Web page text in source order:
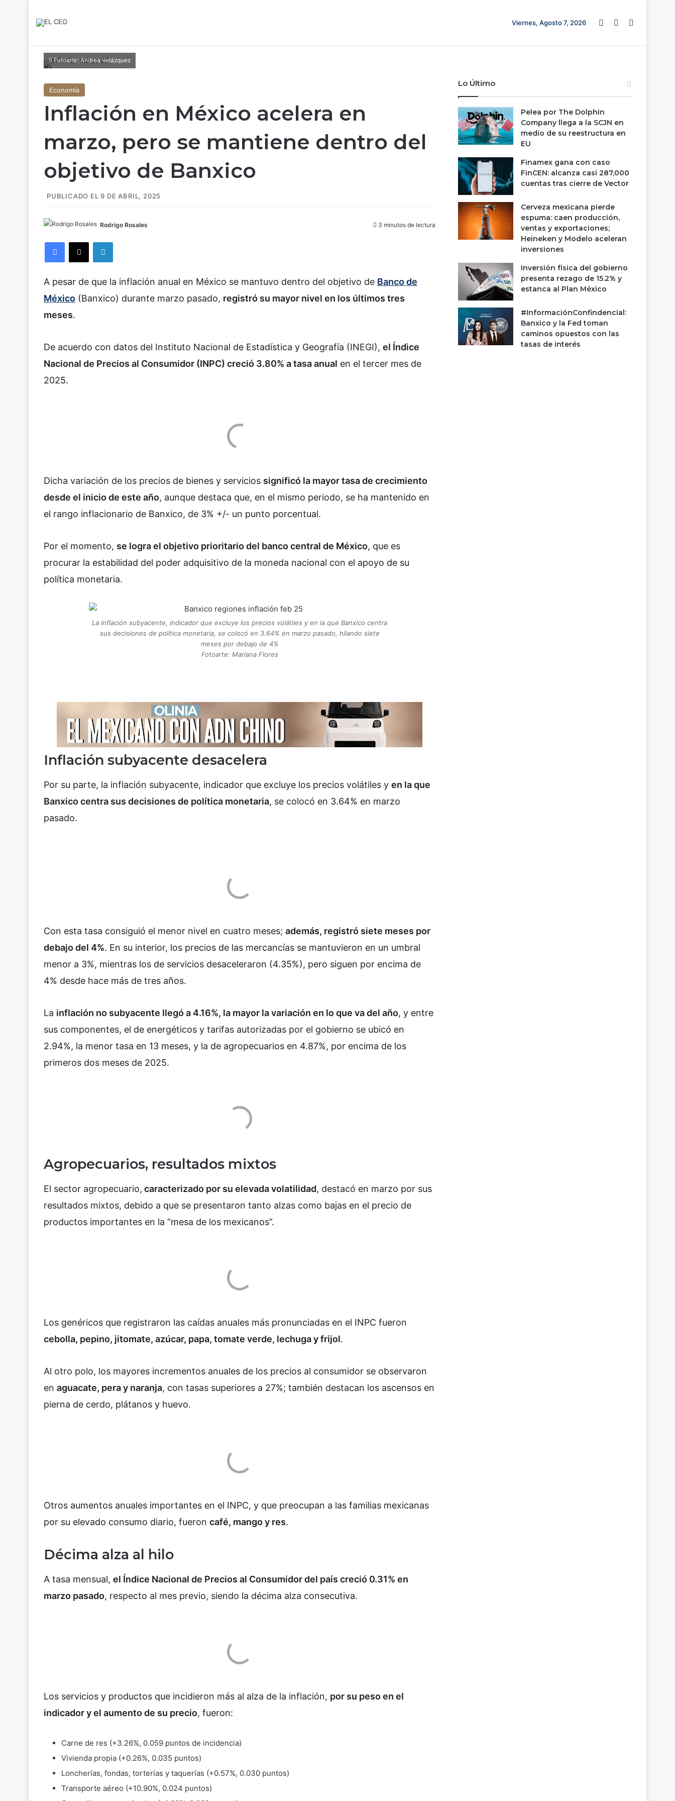
Viernes, Agosto 7, 2026 Barra lateral
Switch skin
Fotoarte: Andrea Velázquez
Economía
Inflación en México acelera en
marzo, pero se mantiene dentro del
objetivo de Banxico
PUBLICADO EL 9 DE ABRIL, 2025
Rodrigo Rosales 3 minutos de lectura
A pesar de que la inflación anual en México se mantuvo dentro del objetivo de Banco de
México (Banxico) durante marzo pasado, registró su mayor nivel en los últimos tres
meses.
De acuerdo con datos del Instituto Nacional de Estadística y Geografía (INEGI), el Índice
Nacional de Precios al Consumidor (INPC) creció 3.80% a tasa anual en el tercer mes de
2025.
Dicha variación de los precios de bienes y servicios significó la mayor tasa de crecimiento
desde el inicio de este año, aunque destaca que, en el mismo periodo, se ha mantenido en
el rango inflacionario de Banxico, de 3% +/- un punto porcentual.
Por el momento, se logra el objetivo prioritario del banco central de México, que es
procurar la estabilidad del poder adquisitivo de la moneda nacional con el apoyo de su
política monetaria.
La inflación subyacente, indicador que excluye los precios volátiles y en la que Banxico centra
sus decisiones de política monetaria, se colocó en 3.64% en marzo pasado, hilando siete
meses por debajo de 4%
Fotoarte: Mariana Flores
Inflación subyacente desacelera
Por su parte, la inflación subyacente, indicador que excluye los precios volátiles y en la que
Banxico centra sus decisiones de política monetaria, se colocó en 3.64% en marzo
pasado.
Con esta tasa consiguió el menor nivel en cuatro meses; además, registró siete meses por
debajo del 4%. En su interior, los precios de las mercancías se mantuvieron en un umbral
menor a 3%, mientras los de servicios desaceleraron (4.35%), pero siguen por encima de
4% desde hace más de tres años.
La inflación no subyacente llegó a 4.16%, la mayor la variación en lo que va del año, y entre
sus componentes, el de energéticos y tarifas autorizadas por el gobierno se ubicó en
2.94%, la menor tasa en 13 meses, y la de agropecuarios en 4.87%, por encima de los
primeros dos meses de 2025.
Agropecuarios, resultados mixtos
El sector agropecuario, caracterizado por su elevada volatilidad, destacó en marzo por sus
resultados mixtos, debido a que se presentaron tanto alzas como bajas en el precio de
productos importantes en la “mesa de los mexicanos”.
Los genéricos que registraron las caídas anuales más pronunciadas en el INPC fueron
cebolla, pepino, jitomate, azúcar, papa, tomate verde, lechuga y frijol.
Al otro polo, los mayores incrementos anuales de los precios al consumidor se observaron
en aguacate, pera y naranja, con tasas superiores a 27%; también destacan los ascensos en
pierna de cerdo, plátanos y huevo.
Otros aumentos anuales importantes en el INPC, y que preocupan a las familias mexicanas
por su elevado consumo diario, fueron café, mango y res.
Décima alza al hilo
A tasa mensual, el Índice Nacional de Precios al Consumidor del país creció 0.31% en
marzo pasado, respecto al mes previo, siendo la décima alza consecutiva.
Los servicios y productos que incidieron más al alza de la inflación, por su peso en el
indicador y el aumento de su precio, fueron:
Carne de res (+3.26%, 0.059 puntos de incidencia)
Vivienda propia (+0.26%, 0.035 puntos)
Loncherías, fondas, torterías y taquerías (+0.57%, 0.030 puntos)
Transporte aéreo (+10.90%, 0.024 puntos)
Lo Último
Pelea por The Dolphin
Company llega a la SCJN en
medio de su reestructura en
EU
Finamex gana con caso
FinCEN: alcanza casi 287,000
cuentas tras cierre de Vector
Cerveza mexicana pierde
espuma: caen producción,
ventas y exportaciones;
Heineken y Modelo aceleran
inversiones
Inversión física del gobierno
presenta rezago de 15.2% y
estanca al Plan México
#InformaciónConfindencial:
Banxico y la Fed toman
caminos opuestos con las
tasas de interés